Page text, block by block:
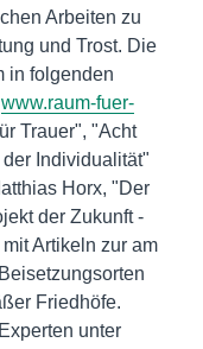
Arbeiten zu
und Trost. Die
in folgenden
www.raum-fuer-
Trauer", "Acht
Individualität"
Horx, "Der
der Zukunft -
Artikeln zur am
Friedhöfe.
unter